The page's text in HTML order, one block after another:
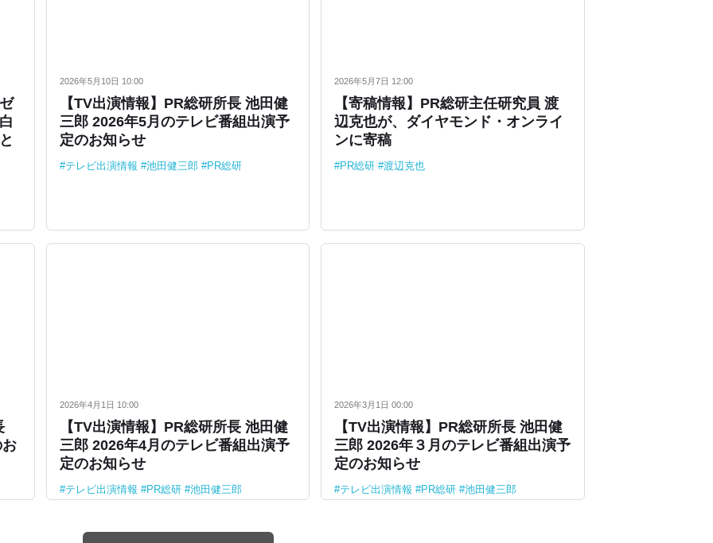
2026年5月10日 10:00
【TV出演情報】PR総研所長 池田健
三郎 2026年5月のテレビ番組出演予
定のお知らせ
テレビ出演情報 池田健三郎 PR総研
2026年5月7日 12:00
【寄稿情報】PR総研主任研究員 渡
辺克也が、ダイヤモンド・オンライ
ンに寄稿
PR総研 渡辺克也
2026年4月1日 10:00
【TV出演情報】PR総研所長 池田健
三郎 2026年4月のテレビ番組出演予
定のお知らせ
テレビ出演情報 PR総研 池田健三郎
2026年3月1日 00:00
【TV出演情報】PR総研所長 池田健
三郎 2026年３月のテレビ番組出演予
定のお知らせ
テレビ出演情報 PR総研 池田健三郎